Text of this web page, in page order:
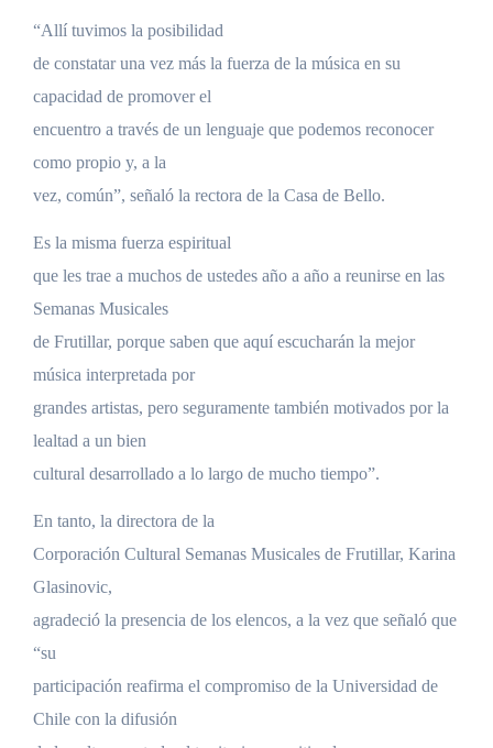
“Allí tuvimos la posibilidad
de constatar una vez más la fuerza de la música en su
capacidad de promover el
encuentro a través de un lenguaje que podemos reconocer
como propio y, a la
vez, común”, señaló la rectora de la Casa de Bello.
Es la misma fuerza espiritual
que les trae a muchos de ustedes año a año a reunirse en las
Semanas Musicales
de Frutillar, porque saben que aquí escucharán la mejor
música interpretada por
grandes artistas, pero seguramente también motivados por la
lealtad a un bien
cultural desarrollado a lo largo de mucho tiempo”.
En tanto, la directora de la
Corporación Cultural Semanas Musicales de Frutillar, Karina
Glasinovic,
agradeció la presencia de los elencos, a la vez que señaló que
“su
participación reafirma el compromiso de la Universidad de
Chile con la difusión